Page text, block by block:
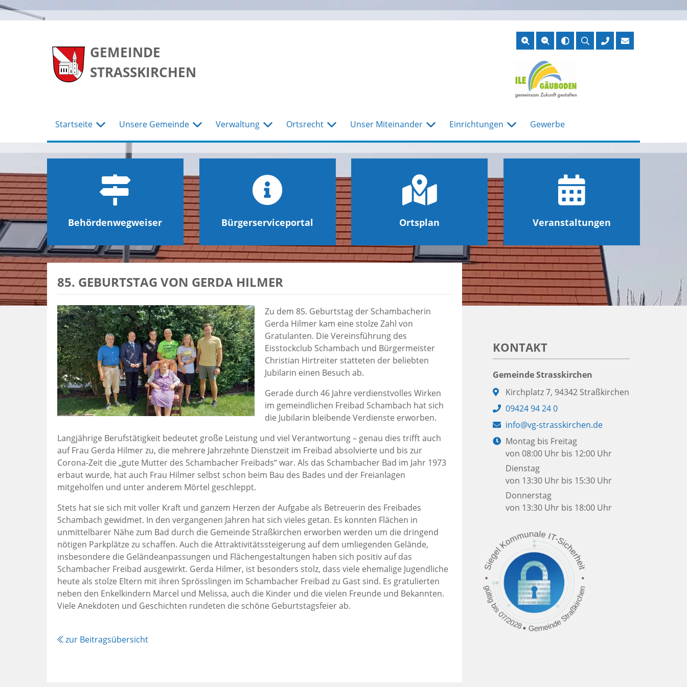
GEMEINDE
STRASSKIRCHEN
Suche
Startseite Unsere Gemeinde Verwaltung Ortsrecht Unser Miteinander Einrichtungen Gewerbe
Behördenwegweiser Bürgerserviceportal Ortsplan Veranstaltungen
85. GEBURTSTAG VON GERDA HILMER
Zu dem 85. Geburtstag der Schambacherin
Gerda Hilmer kam eine stolze Zahl von
Gratulanten. Die Vereinsführung des
Eisstockclub Schambach und Bürgermeister
Christian Hirtreiter statteten der beliebten
Jubilarin einen Besuch ab.
Gerade durch 46 Jahre verdienstvolles Wirken
im gemeindlichen Freibad Schambach hat sich
die Jubilarin bleibende Verdienste erworben.
Langjährige Berufstätigkeit bedeutet große Leistung und viel Verantwortung – genau dies trifft auch
auf Frau Gerda Hilmer zu, die mehrere Jahrzehnte Dienstzeit im Freibad absolvierte und bis zur
Corona-Zeit die „gute Mutter des Schambacher Freibads“ war. Als das Schambacher Bad im Jahr 1973
erbaut wurde, hat auch Frau Hilmer selbst schon beim Bau des Bades und der Freianlagen
mitgeholfen und unter anderem Mörtel geschleppt.
Stets hat sie sich mit voller Kraft und ganzem Herzen der Aufgabe als Betreuerin des Freibades
Schambach gewidmet. In den vergangenen Jahren hat sich vieles getan. Es konnten Flächen in
unmittelbarer Nähe zum Bad durch die Gemeinde Straßkirchen erworben werden um die dringend
nötigen Parkplätze zu schaffen. Auch die Attraktivitätssteigerung auf dem umliegenden Gelände,
insbesondere die Geländeanpassungen und Flächengestaltungen haben sich positiv auf das
Schambacher Freibad ausgewirkt. Gerda Hilmer, ist besonders stolz, dass viele ehemalige Jugendliche
heute als stolze Eltern mit ihren Sprösslingen im Schambacher Freibad zu Gast sind. Es gratulierten
neben den Enkelkindern Marcel und Melissa, auch die Kinder und die vielen Freunde und Bekannten.
Viele Anekdoten und Geschichten rundeten die schöne Geburtstagsfeier ab.
zur Beitragsübersicht
KONTAKT
Gemeinde Strasskirchen
Adresse:
Kirchplatz 7, 94342 Straßkirchen
Telefon:
09424 94 24 0
E-
Mail:
info@vg-strasskirchen.de
Öffnungszeiten:
Montag bis Freitag
von 08:00 Uhr bis 12:00 Uhr
Dienstag
von 13:30 Uhr bis 15:30 Uhr
Donnerstag
von 13:30 Uhr bis 18:00 Uhr